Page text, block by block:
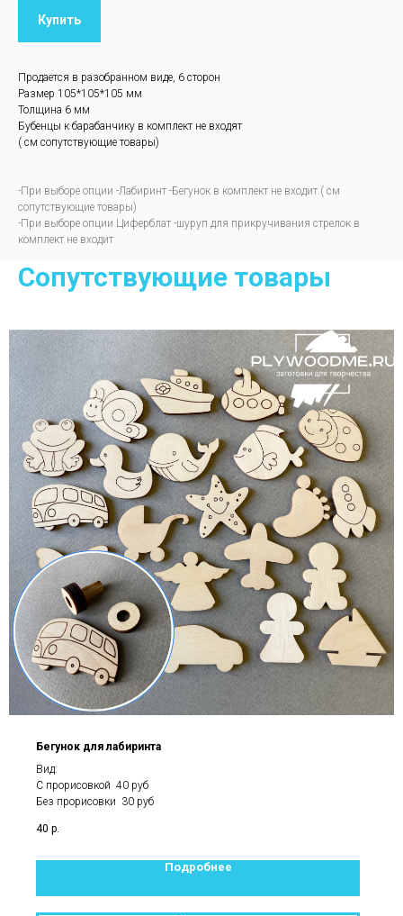
Купить
Продается в разобранном виде, 6 сторон
Размер 105*105*105 мм
Толщина 6 мм
Бубенцы к барабанчику в комплект не входят
( см сопутствующие товары)
-При выборе опции -Лабиринт -Бегунок в комплект не входит.( см
сопутствующие товары)
-При выборе опции Циферблат -шуруп для прикручивания стрелок в
комплект не входит
Сопутствующие товары
Бегунок для лабиринта
Вид:
С прорисовкой 40 руб
Без прорисовки 30 руб
40 р.
Подробнее